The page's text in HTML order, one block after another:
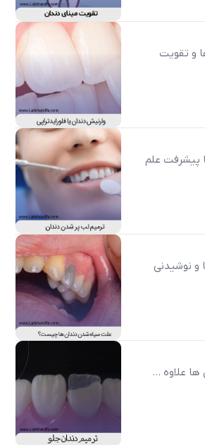
و تقویت
پیشرفت علم
نوشیدنی
علاوه ...